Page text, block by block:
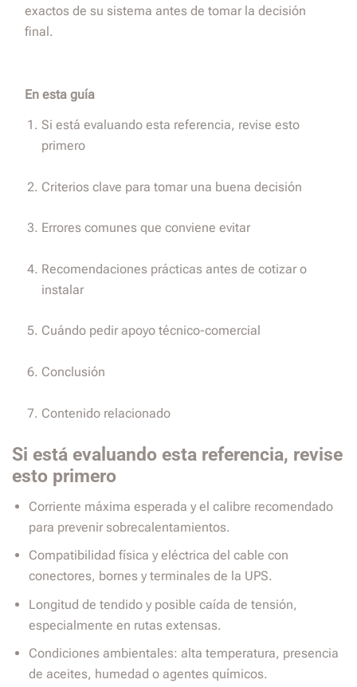
exactos de su sistema antes de tomar la decisión
final.
En esta guía
Si está evaluando esta referencia, revise esto
primero
Criterios clave para tomar una buena decisión
Errores comunes que conviene evitar
Recomendaciones prácticas antes de cotizar o
instalar
Cuándo pedir apoyo técnico-comercial
Conclusión
Contenido relacionado
Si está evaluando esta referencia, revise
esto primero
Corriente máxima esperada y el calibre recomendado
para prevenir sobrecalentamientos.
Compatibilidad física y eléctrica del cable con
conectores, bornes y terminales de la UPS.
Longitud de tendido y posible caída de tensión,
especialmente en rutas extensas.
Condiciones ambientales: alta temperatura, presencia
de aceites, humedad o agentes químicos.